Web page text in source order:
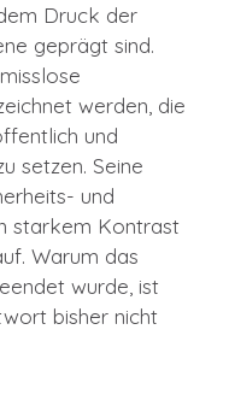
Druck der
geprägt sind.
werden, die
und
setzen. Seine
und
starkem Kontrast
Warum das
wurde, ist
bisher nicht